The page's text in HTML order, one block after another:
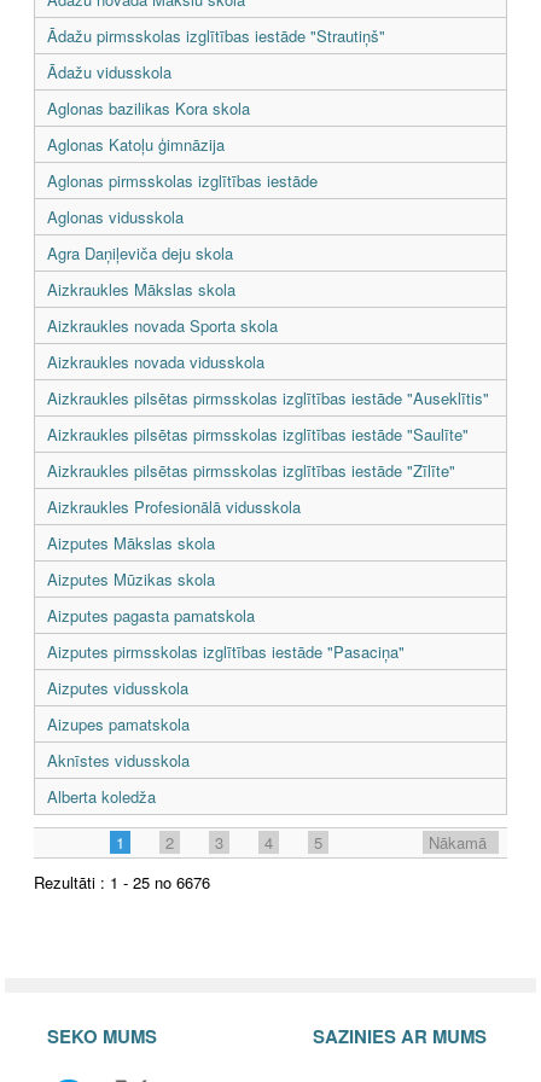
Ādažu pirmsskolas izglītības iestāde "Strautiņš"
Ādažu vidusskola
Aglonas bazilikas Kora skola
Aglonas Katoļu ģimnāzija
Aglonas pirmsskolas izglītības iestāde
Aglonas vidusskola
Agra Daņiļeviča deju skola
Aizkraukles Mākslas skola
Aizkraukles novada Sporta skola
Aizkraukles novada vidusskola
Aizkraukles pilsētas pirmsskolas izglītības iestāde "Auseklītis"
Aizkraukles pilsētas pirmsskolas izglītības iestāde "Saulīte"
Aizkraukles pilsētas pirmsskolas izglītības iestāde "Zīlīte"
Aizkraukles Profesionālā vidusskola
Aizputes Mākslas skola
Aizputes Mūzikas skola
Aizputes pagasta pamatskola
Aizputes pirmsskolas izglītības iestāde "Pasaciņa"
Aizputes vidusskola
Aizupes pamatskola
Aknīstes vidusskola
Alberta koledža
1
2 3 4 5
Nākamā
Rezultāti : 1 - 25 no 6676
SEKO MUMS SAZINIES AR MUMS